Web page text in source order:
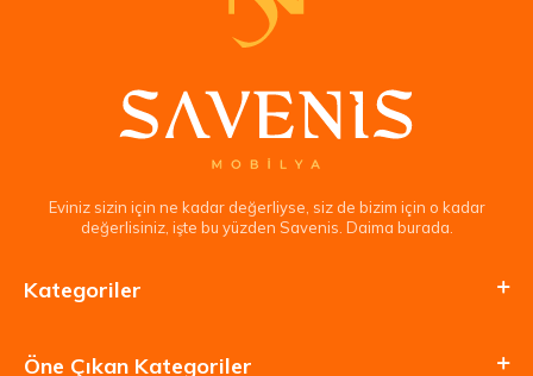
Eviniz sizin için ne kadar değerliyse, siz de bizim için o kadar
değerlisiniz, işte bu yüzden Savenis. Daima burada.
Kategoriler
Öne Çıkan Kategoriler